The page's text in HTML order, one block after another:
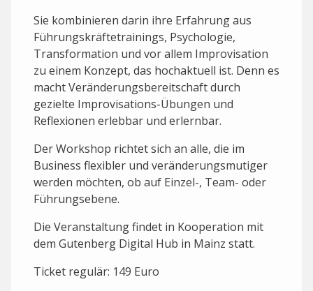
Sie kombinieren darin ihre Erfahrung aus
Führungskräftetrainings, Psychologie,
Transformation und vor allem Improvisation
zu einem Konzept, das hochaktuell ist. Denn es
macht Veränderungsbereitschaft durch
gezielte Improvisations-Übungen und
Reflexionen erlebbar und erlernbar.
Der Workshop richtet sich an alle, die im
Business flexibler und veränderungsmutiger
werden möchten, ob auf Einzel-, Team- oder
Führungsebene.
Die Veranstaltung findet in Kooperation mit
dem Gutenberg Digital Hub in Mainz statt.
Ticket regulär: 149 Euro